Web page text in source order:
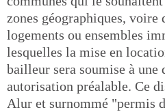
zones géographiques, voire
logements ou ensembles
lesquelles la mise en
bailleur sera soumise à une
autorisation préalable. Ce
Alur et surnommé "permis